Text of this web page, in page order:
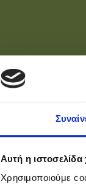
Αυτή η
Χρησιμοποιούμε